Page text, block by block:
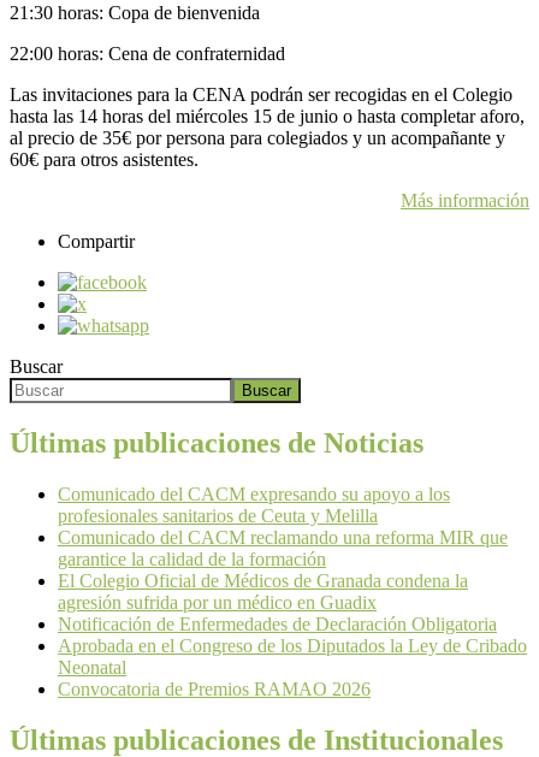
21:30 horas: Copa de bienvenida
22:00 horas: Cena de confraternidad
Las invitaciones para la CENA podrán ser recogidas en el Colegio
hasta las 14 horas del miércoles 15 de junio o hasta completar aforo,
al precio de 35€ por persona para colegiados y un acompañante y
60€ para otros asistentes.
Más información
Compartir
Buscar
Buscar
Últimas publicaciones de Noticias
Comunicado del CACM expresando su apoyo a los
profesionales sanitarios de Ceuta y Melilla
Comunicado del CACM reclamando una reforma MIR que
garantice la calidad de la formación
El Colegio Oficial de Médicos de Granada condena la
agresión sufrida por un médico en Guadix
Notificación de Enfermedades de Declaración Obligatoria
Aprobada en el Congreso de los Diputados la Ley de Cribado
Neonatal
Convocatoria de Premios RAMAO 2026
Últimas publicaciones de Institucionales